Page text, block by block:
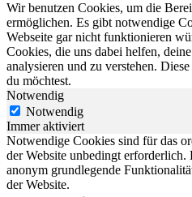
Wir benutzen Cookies, um die
ermöglichen. Es gibt notwendige
Webseite gar nicht funktionieren
Cookies, die uns dabei helfen,
analysieren und zu verstehen.
du möchtest.
Notwendig
Notwendig
Immer aktiviert
Notwendige Cookies sind für das
der Website unbedingt erforderlich.
anonym grundlegende
der Website.